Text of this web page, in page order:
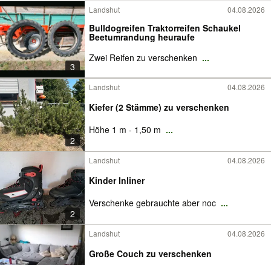
3
Landshut 04.08.2026
Bulldogreifen Traktorreifen Schaukel
Beetumrandung heuraufe
Zwei Reifen zu verschenken ...
2
Landshut 04.08.2026
Kiefer (2 Stämme) zu verschenken
Höhe 1 m - 1,50 m ...
2
Landshut 04.08.2026
Kinder Inliner
Verschenke gebrauchte aber noc ...
Landshut 04.08.2026
Große Couch zu verschenken